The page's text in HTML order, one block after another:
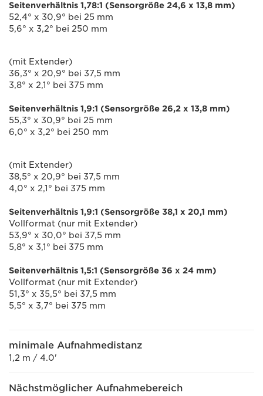
Seitenverhältnis 1,78:1 (Sensorgröße 24,6 x 13,8 mm)
52,4° x 30,9° bei 25 mm
5,6° x 3,2° bei 250 mm
(mit Extender)
36,3° x 20,9° bei 37,5 mm
3,8° x 2,1° bei 375 mm
Seitenverhältnis 1,9:1 (Sensorgröße 26,2 x 13,8 mm)
55,3° x 30,9° bei 25 mm
6,0° x 3,2° bei 250 mm
(mit Extender)
38,5° x 20,9° bei 37,5 mm
4,0° x 2,1° bei 375 mm
Seitenverhältnis 1,9:1 (Sensorgröße 38,1 x 20,1 mm)
Vollformat (nur mit Extender)
53,9° x 30,0° bei 37,5 mm
5,8° x 3,1° bei 375 mm
Seitenverhältnis 1,5:1 (Sensorgröße 36 x 24 mm)
Vollformat (nur mit Extender)
51,3° x 35,5° bei 37,5 mm
5,5° x 3,7° bei 375 mm
minimale Aufnahmedistanz
1,2 m / 4.0'
Nächstmöglicher Aufnahmebereich